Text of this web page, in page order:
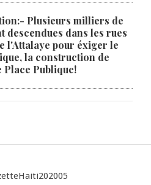
Plusieurs milliers de
descendues dans les rues
l'Attalaye pour éxiger le
la construction de
Place Publique!